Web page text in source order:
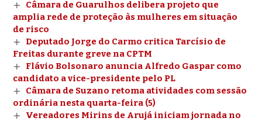
Câmara de Guarulhos delibera projeto que
amplia rede de proteção às mulheres em situação
de risco
Deputado Jorge do Carmo critica Tarcísio de
Freitas durante greve na CPTM
Flávio Bolsonaro anuncia Alfredo Gaspar como
candidato a vice-presidente pelo PL
Câmara de Suzano retoma atividades com sessão
ordinária nesta quarta-feira (5)
Vereadores Mirins de Arujá iniciam jornada no